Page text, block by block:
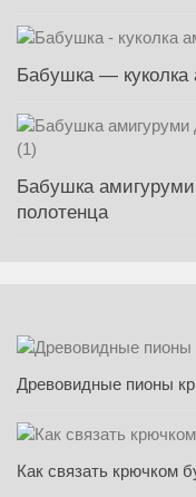
Бабушка — куколка
Бабушка
полотенца
Древовидные пионы
Как связать крючком